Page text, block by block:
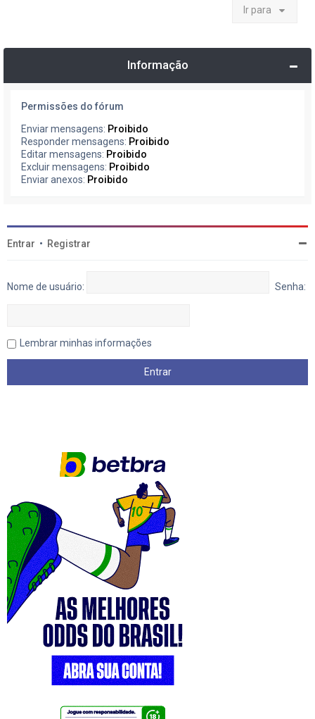
Ir para
Informação
Permissões do fórum
Enviar mensagens: Proibido
Responder mensagens: Proibido
Editar mensagens: Proibido
Excluir mensagens: Proibido
Enviar anexos: Proibido
Entrar • Registrar
Nome de usuário: Senha:
Lembrar minhas informações